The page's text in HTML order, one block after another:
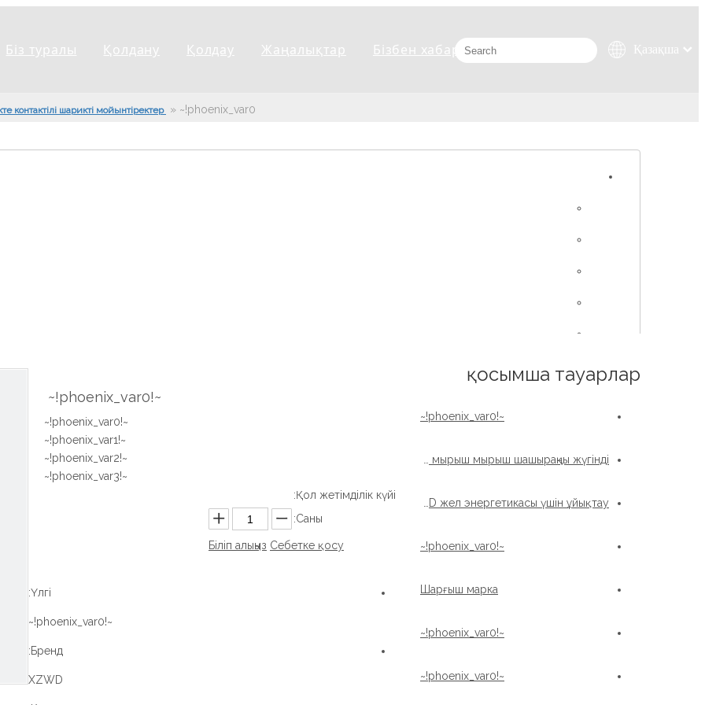
Біз туралы Қолдану Қолдау Жаңалықтар Бізбен хабарласыңыз Қазақша
한국어
العربية
контактілі шарикті мойынтіректер » ~!phoenix_var0!~
~!phoenix_var0!~
~!phoenix_var0!~
~!phoenix_var1!~
~!phoenix_var2!~
~!phoenix_var3!~
Қол жетімділік күйі:
Саны:
Біліп алыңыз Себетке қосу
Үлгі:
~!phoenix_var0!~
Бренд:
XZWD
қосымша тауарлар
~!phoenix_var0!~
~!phoenix_var0!~
Шарғыш марка
~!phoenix_var0!~
~!phoenix_var0!~